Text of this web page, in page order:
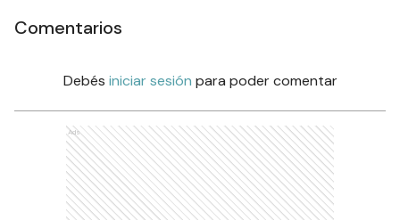
Comentarios
Debés iniciar sesión para poder comentar
Ads